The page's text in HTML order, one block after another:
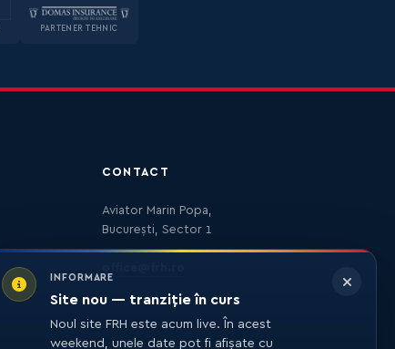
PARTENER TEHNIC
INFORMARE
Site nou — tranziție în curs
Noul site FRH este acum live. În acest
weekend, unele date pot fi afișate cu
CONTACT
Aviator Marin Popa,
București, Sector 1